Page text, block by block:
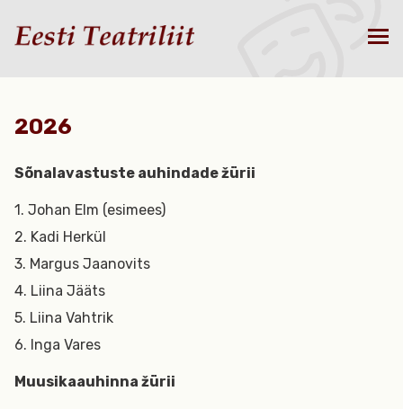
2026
Sõnalavastuste auhindade žürii
1. Johan Elm (esimees)
2. Kadi Herkül
3. Margus Jaanovits
4. Liina Jääts
5. Liina Vahtrik
6. Inga Vares
Muusikaauhinna žürii